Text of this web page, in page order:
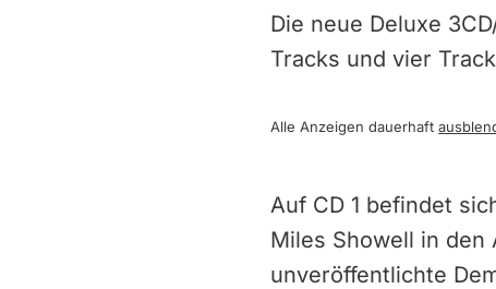
Die neue Deluxe
Tracks und vier
Alle Anzeigen dauerhaft
Auf CD 1 befindet
Miles Showell in den
unveröffentlichte